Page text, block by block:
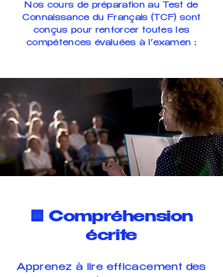
Nos cours de préparation au Test de
Connaissance du Français (TCF) sont
conçus pour renforcer toutes les
compétences évaluées à l’examen :
🟦 Compréhension
écrite
Apprenez à lire efficacement des